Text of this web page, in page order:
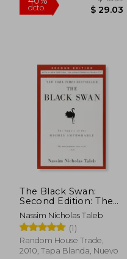
40%
The Black Swan:
Second Edition: The
Impact of the Highly
Improbable: With a
new Section: "on
Robustness and
Fragility" (Incerto) (en
Nassim Nicholas Taleb
(1)
Random House Trade,
2010, Tapa Blanda, Nuevo